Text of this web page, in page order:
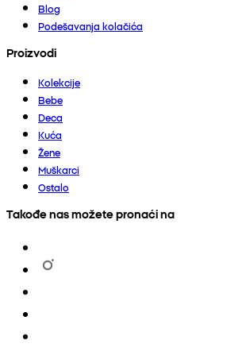
Blog
Podešavanja kolačića
Proizvodi
Kolekcije
Bebe
Deca
Kuća
Žene
Muškarci
Ostalo
Takođe nas možete pronaći na